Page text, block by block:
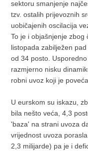
sektoru smanjenje
tzv. ostalih prijevoznih
uobičajenih oscilacija
To je i objašnjenje
listopada zabilježen
od 34 posto.
razmjerno nisku
robni uvoz koji je
U eurskom su iskazu,
bila nešto veća, 4,3
'baza' na strani uvoza
vrijednost uvoza
2,3 milijarde) pa je i